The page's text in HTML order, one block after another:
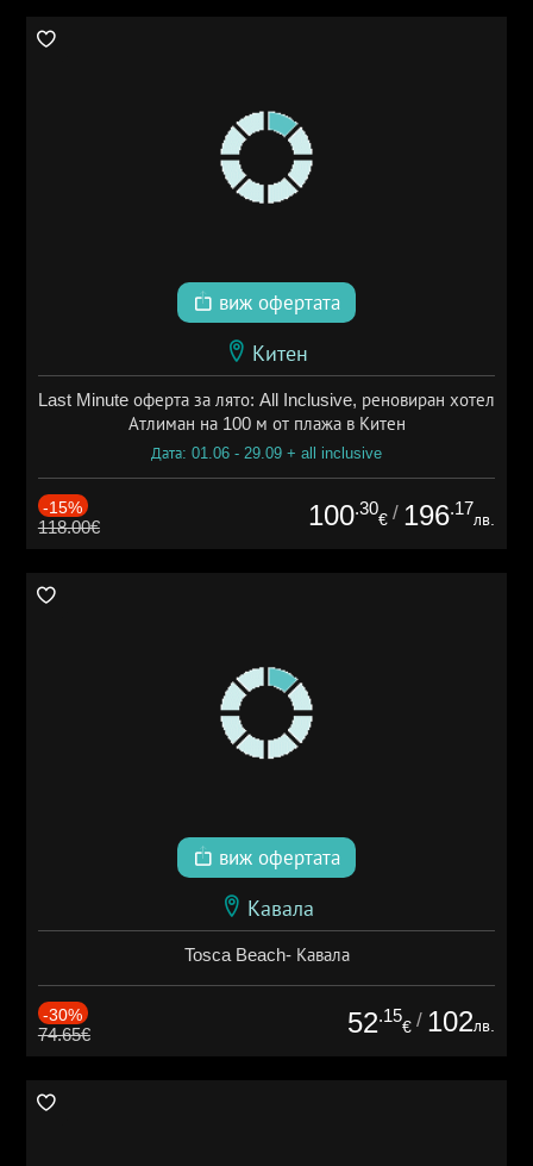
виж офертата
Китен
Last Minute оферта за лято: All Inclusive, реновиран хотел
Атлиман на 100 м от плажа в Китен
Дата: 01.06 - 29.09 + all inclusive
-15%
118.00€ 100.30
€ / 196.17
лв.
виж офертата
Кавала
Tosca Beach- Кавала
-30%
74.65€ 52.15
€ / 102лв.